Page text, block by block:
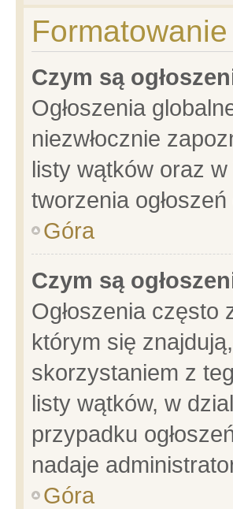
Czym są
Ogłoszenia
niezwłocznie
listy wątków oraz
tworzenia
Góra
Czym są
Ogłoszenia często
którym się
skorzystaniem z
listy wątków, w
przypadku
nadaje
Góra